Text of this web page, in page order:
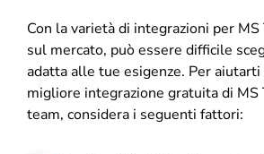
Con la varietà di integrazioni per
sul mercato, può essere difficile
adatta alle tue esigenze. Per
migliore integrazione gratuita di MS
team, considera i seguenti fattori: